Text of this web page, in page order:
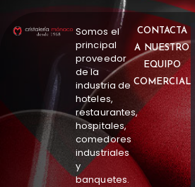
Somos el
principal
proveedor
de la
industria de
hoteles,
restaurantes,
hospitales,
comedores
industriales
y
banquetes.
CONTACTA
A NUESTRO
EQUIPO
COMERCIAL